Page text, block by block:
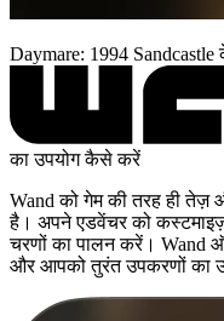
Daymare: 1994 Sandcastle
का उपयोग कैसे करें
Wand को गेम की तरह ही तेज़
है। अपने एडवेंचर को
चरणों का पालन करें। Wand
और आपको तुरंत उपकरणों का